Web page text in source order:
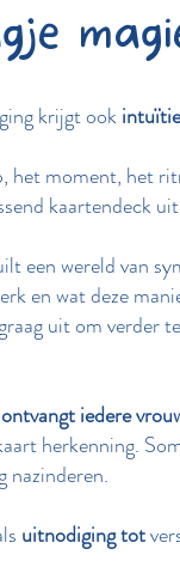
krijgt ook
het moment, het
kaartendeck
een wereld van
en wat deze
uit om verder
ontvangt iedere
herkenning.
nazinderen.
uitnodiging tot